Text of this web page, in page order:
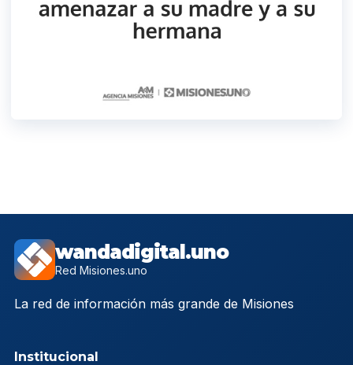
wandadigital.uno
Red Misiones.uno
La red de información más grande de Misiones
Institucional